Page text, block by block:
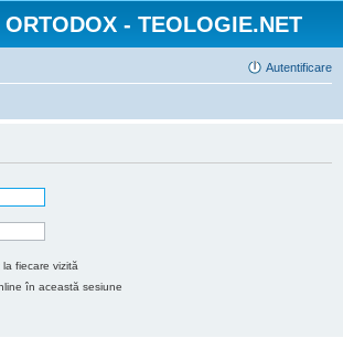
- TEOLOGIE.NET
Autentificare
fiecare vizită
în această sesiune